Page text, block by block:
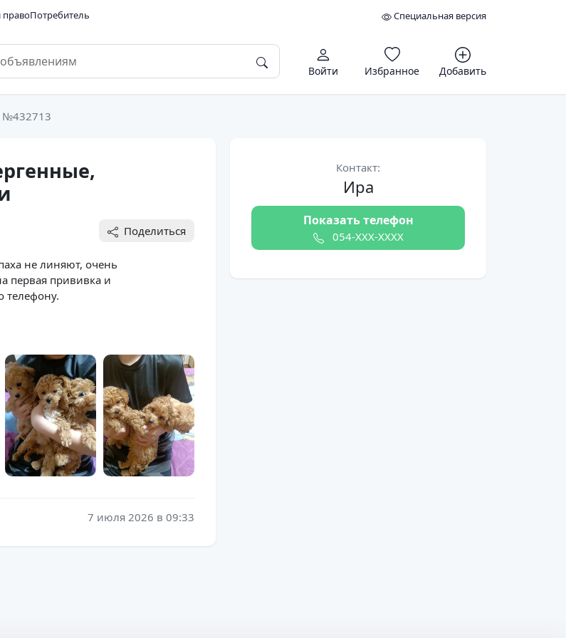
правоПотребитель Специальная версия
Войти Избранное Добавить
№432713
Поделиться
не линяют, очень
первая прививка и
телефону.
7 июля 2026 в 09:33
Контакт:
Ира
Показать телефон
054-XXX-XXXX